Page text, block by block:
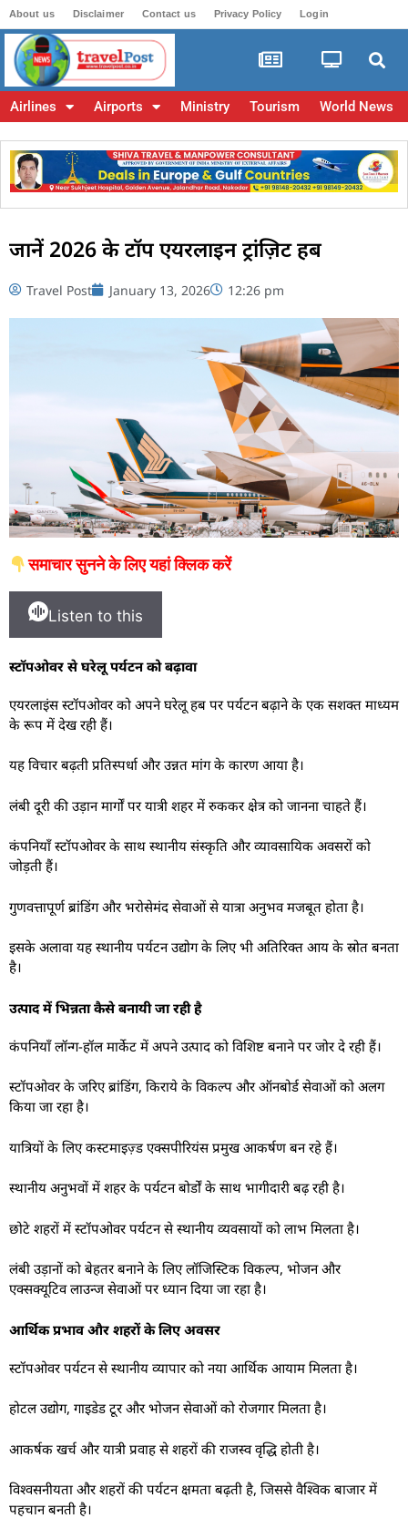
About us Disclaimer Contact us Privacy Policy Login
Airlines Airports Ministry Tourism World News
जानें 2026 के टॉप एयरलाइन ट्रांज़िट हब
Travel Post January 13, 2026 12:26 pm
समाचार सुनने के लिए यहां क्लिक करें
Listen to this
स्टॉपओवर से घरेलू पर्यटन को बढ़ावा
एयरलाइंस स्टॉपओवर को अपने घरेलू हब पर पर्यटन बढ़ाने के एक सशक्त माध्यम
के रूप में देख रही हैं।
यह विचार बढ़ती प्रतिस्पर्धा और उन्नत मांग के कारण आया है।
लंबी दूरी की उड़ान मार्गों पर यात्री शहर में रुककर क्षेत्र को जानना चाहते हैं।
कंपनियाँ स्टॉपओवर के साथ स्थानीय संस्कृति और व्यावसायिक अवसरों को
जोड़ती हैं।
गुणवत्तापूर्ण ब्रांडिंग और भरोसेमंद सेवाओं से यात्रा अनुभव मजबूत होता है।
इसके अलावा यह स्थानीय पर्यटन उद्योग के लिए भी अतिरिक्त आय के स्रोत बनता
है।
उत्पाद में भिन्नता कैसे बनायी जा रही है
कंपनियाँ लॉन्ग-हॉल मार्केट में अपने उत्पाद को विशिष्ट बनाने पर जोर दे रही हैं।
स्टॉपओवर के जरिए ब्रांडिंग, किराये के विकल्प और ऑनबोर्ड सेवाओं को अलग
किया जा रहा है।
यात्रियों के लिए कस्टमाइज़्ड एक्सपीरियंस प्रमुख आकर्षण बन रहे हैं।
स्थानीय अनुभवों में शहर के पर्यटन बोर्डों के साथ भागीदारी बढ़ रही है।
छोटे शहरों में स्टॉपओवर पर्यटन से स्थानीय व्यवसायों को लाभ मिलता है।
लंबी उड़ानों को बेहतर बनाने के लिए लॉजिस्टिक विकल्प, भोजन और
एक्सक्यूटिव लाउन्ज सेवाओं पर ध्यान दिया जा रहा है।
आर्थिक प्रभाव और शहरों के लिए अवसर
स्टॉपओवर पर्यटन से स्थानीय व्यापार को नया आर्थिक आयाम मिलता है।
होटल उद्योग, गाइडेड टूर और भोजन सेवाओं को रोजगार मिलता है।
आकर्षक खर्च और यात्री प्रवाह से शहरों की राजस्व वृद्धि होती है।
विश्वसनीयता और शहरों की पर्यटन क्षमता बढ़ती है, जिससे वैश्विक बाजार में
पहचान बनती है।